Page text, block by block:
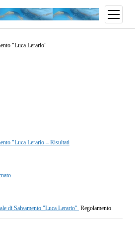
"Luca Lerario"
"Luca Lerario – Risultati
di Salvamento "Luca Lerario" Regolamento